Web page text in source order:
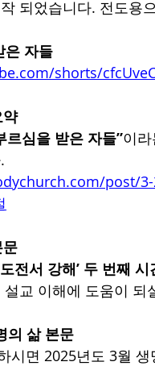
되었습니다. 전도용
은 자들
shorts/
르심을 받은 자들”이
post/3-
전서 강해’ 두 번째 시
교 이해에 도움이 되
의 삶 본문
시면 2025년도 3월